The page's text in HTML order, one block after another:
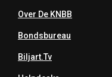
Over De KNBB
Bondsbureau
Biljart.tv